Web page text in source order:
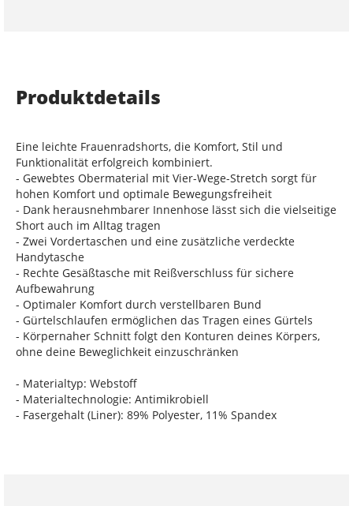
Produktdetails
Eine leichte Frauenradshorts, die Komfort, Stil und
Funktionalität erfolgreich kombiniert.
- Gewebtes Obermaterial mit Vier-Wege-Stretch sorgt für
hohen Komfort und optimale Bewegungsfreiheit
- Dank herausnehmbarer Innenhose lässt sich die vielseitige
Short auch im Alltag tragen
- Zwei Vordertaschen und eine zusätzliche verdeckte
Handytasche
- Rechte Gesäßtasche mit Reißverschluss für sichere
Aufbewahrung
- Optimaler Komfort durch verstellbaren Bund
- Gürtelschlaufen ermöglichen das Tragen eines Gürtels
- Körpernaher Schnitt folgt den Konturen deines Körpers,
ohne deine Beweglichkeit einzuschränken
- Materialtyp: Webstoff
- Materialtechnologie: Antimikrobiell
- Fasergehalt (Liner): 89% Polyester, 11% Spandex